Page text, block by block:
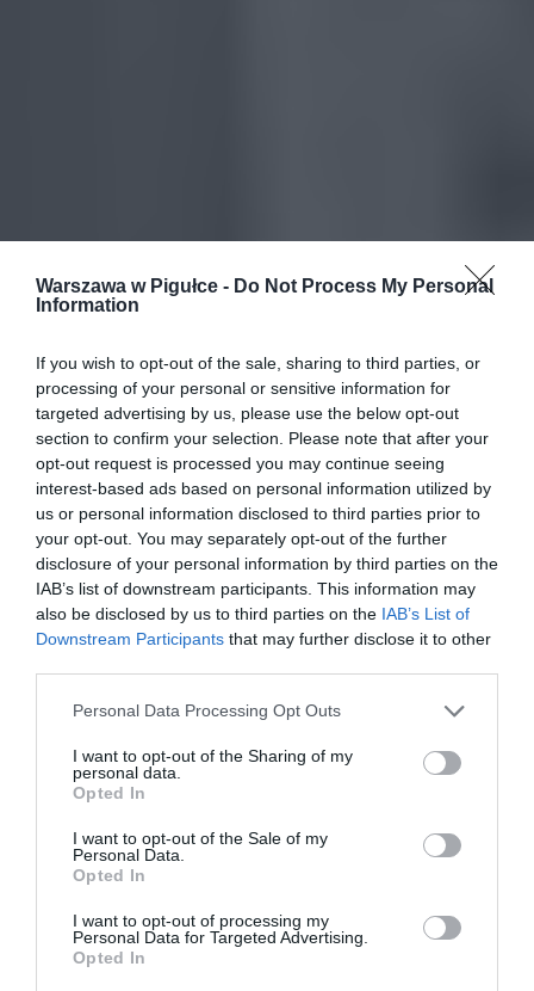
Warszawa w Pigułce - Do Not Process My Personal
Information
If you wish to opt-out of the sale, sharing to third parties, or
processing of your personal or sensitive information for
targeted advertising by us, please use the below opt-out
section to confirm your selection. Please note that after your
opt-out request is processed you may continue seeing
interest-based ads based on personal information utilized by
us or personal information disclosed to third parties prior to
your opt-out. You may separately opt-out of the further
disclosure of your personal information by third parties on the
IAB’s list of downstream participants. This information may
also be disclosed by us to third parties on the IAB’s List of
Downstream Participants that may further disclose it to other
Personal Data Processing Opt Outs
I want to opt-out of the Sharing of my
personal data.
Opted In
I want to opt-out of the Sale of my
Personal Data.
Opted In
I want to opt-out of processing my
Personal Data for Targeted Advertising.
Opted In